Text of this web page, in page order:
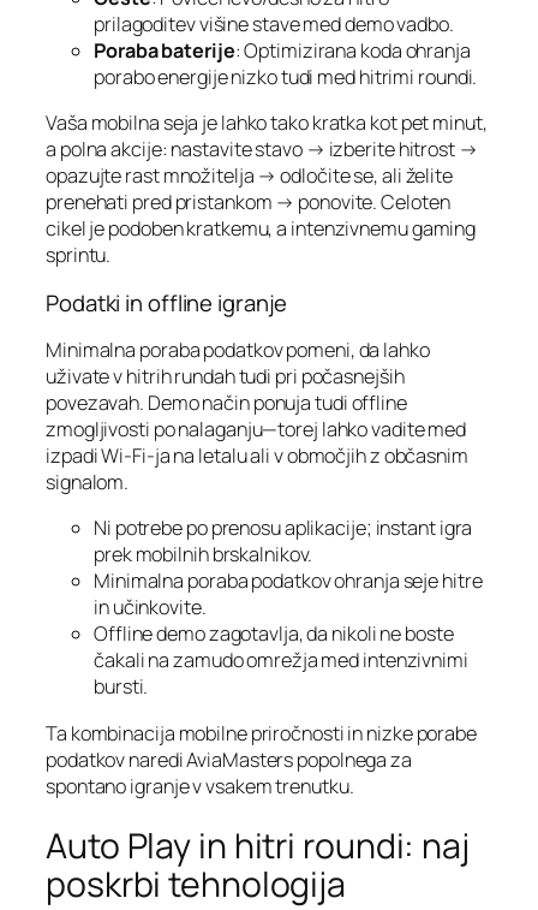
prilagoditev višine stave med demo vadbo.
Poraba baterije: Optimizirana koda ohranja
porabo energije nizko tudi med hitrimi roundi.
Vaša mobilna seja je lahko tako kratka kot pet minut,
a polna akcije: nastavite stavo → izberite hitrost →
opazujte rast množitelja → odločite se, ali želite
prenehati pred pristankom → ponovite. Celoten
cikel je podoben kratkemu, a intenzivnemu gaming
sprintu.
Podatki in offline igranje
Minimalna poraba podatkov pomeni, da lahko
uživate v hitrih rundah tudi pri počasnejših
povezavah. Demo način ponuja tudi offline
zmogljivosti po nalaganju—torej lahko vadite med
izpadi Wi‑Fi-ja na letalu ali v območjih z občasnim
signalom.
Ni potrebe po prenosu aplikacije; instant igra
prek mobilnih brskalnikov.
Minimalna poraba podatkov ohranja seje hitre
in učinkovite.
Offline demo zagotavlja, da nikoli ne boste
čakali na zamudo omrežja med intenzivnimi
bursti.
Ta kombinacija mobilne priročnosti in nizke porabe
podatkov naredi AviaMasters popolnega za
spontano igranje v vsakem trenutku.
Auto Play in hitri roundi: naj
poskrbi tehnologija